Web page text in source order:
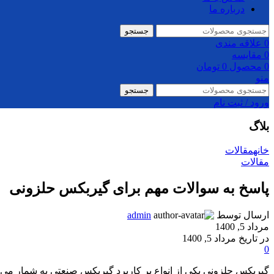
درباره ما
جستجو
0 علاقه مندی
0 مقایسه
0 محصول 0 تومان
منو
جستجو
ورود / ثبت نام
بلاگ
خانهمقالات
مقالات
پاسخ به سوالات مهم برای گیربکس حلزونی
ارسال توسط
admin
مرداد 5, 1400
در تاریخ مرداد 5, 1400
0